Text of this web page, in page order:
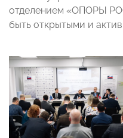
отделением «ОПОРЫ
быть открытыми и